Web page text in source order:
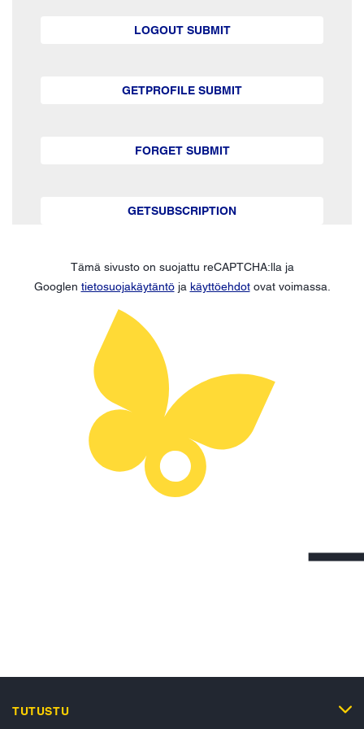
LOGOUT SUBMIT
GETPROFILE SUBMIT
FORGET SUBMIT
GETSUBSCRIPTION
Tämä sivusto on suojattu reCAPTCHA:lla ja
Googlen tietosuojakäytäntöja käyttöehdotovat voimassa.
TUTUSTU